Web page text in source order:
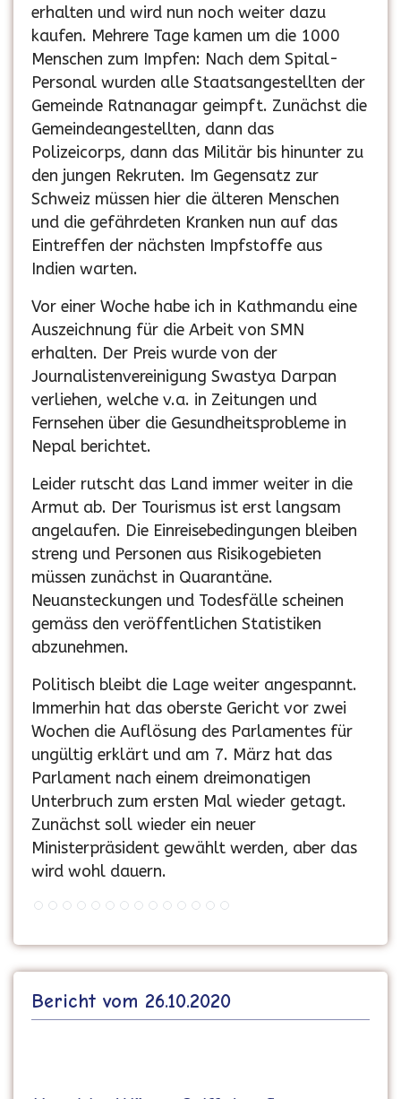
erhalten und wird nun noch weiter dazu
kaufen. Mehrere Tage kamen um die 1000
Menschen zum Impfen: Nach dem Spital-
Personal wurden alle Staatsangestellten der
Gemeinde Ratnanagar geimpft. Zunächst die
Gemeindeangestellten, dann das
Polizeicorps, dann das Militär bis hinunter zu
den jungen Rekruten. Im Gegensatz zur
Schweiz müssen hier die älteren Menschen
und die gefährdeten Kranken nun auf das
Eintreffen der nächsten Impfstoffe aus
Indien warten.
Vor einer Woche habe ich in Kathmandu eine
Auszeichnung für die Arbeit von SMN
erhalten. Der Preis wurde von der
Journalistenvereinigung Swastya Darpan
verliehen, welche v.a. in Zeitungen und
Fernsehen über die Gesundheitsprobleme in
Nepal berichtet.
Leider rutscht das Land immer weiter in die
Armut ab. Der Tourismus ist erst langsam
angelaufen. Die Einreisebedingungen bleiben
streng und Personen aus Risikogebieten
müssen zunächst in Quarantäne.
Neuansteckungen und Todesfälle scheinen
gemäss den veröffentlichen Statistiken
abzunehmen.
Politisch bleibt die Lage weiter angespannt.
Immerhin hat das oberste Gericht vor zwei
Wochen die Auflösung des Parlamentes für
ungültig erklärt und am 7. März hat das
Parlament nach einem dreimonatigen
Unterbruch zum ersten Mal wieder getagt.
Zunächst soll wieder ein neuer
Ministerpräsident gewählt werden, aber das
wird wohl dauern.
Bericht vom 26.10.2020